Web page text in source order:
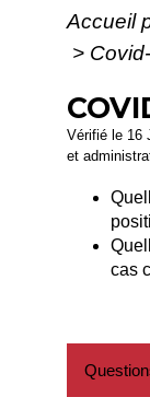
Accueil
>
Vérifié le 16
et
cas